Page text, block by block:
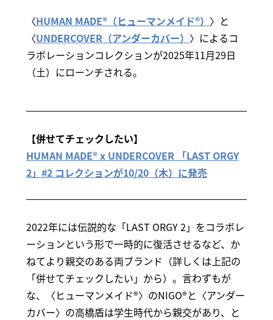
〈HUMAN MADE®（ヒューマンメイド®） 〉と
〈UNDERCOVER（アンダーカバー） 〉によるコ
ラボレーションコレクションが2025年11月29日
（土）にローンチされる。
【併せてチェックしたい】
HUMAN MADE® x UNDERCOVER 「LAST ORGY
2」#2 コレクションが10/20（木）に発売
2022年には伝説的な「LAST ORGY 2」をコラボレ
ーションという形で一時的に復活させるなど、か
ねてより親交のある両ブランド（詳しくは上記の
「併せてチェックしたい」から）。言わずもが
な、〈ヒューマンメイド®〉のNIGO®と〈アンダー
カバー〉の高橋盾は学生時代から親交があり、と